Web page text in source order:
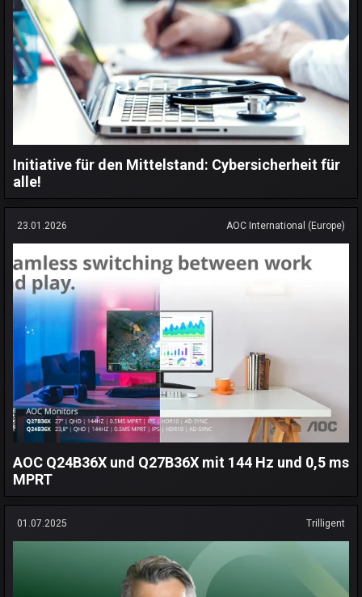
Initiative für den Mittelstand: Cybersicherheit für
alle!
23.01.2026 AOC International (Europe)
AOC Q24B36X und Q27B36X mit 144 Hz und 0,5 ms
MPRT
01.07.2025 Trilligent